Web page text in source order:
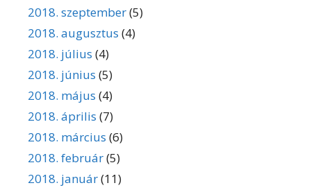
2018. szeptember(5)
2018. augusztus (4)
2018. július (4)
2018. június (5)
2018. május (4)
2018. április (7)
2018. március (6)
2018. február(5)
2018. január(11)